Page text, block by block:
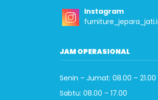
Instagram
JAM OPERASIONAL
Senin – Jumat: 08.00 – 21.00
Sabtu: 08.00 – 17.00